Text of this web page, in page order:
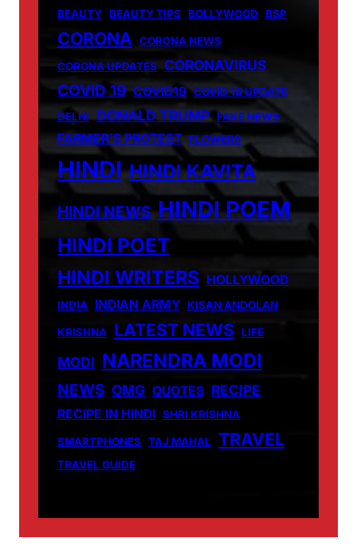
BEAUTY BEAUTY TIPS BOLLYWOOD BSP
CORONA
CORONA NEWS
CORONA UPDATES CORONAVIRUS
COVID 19 COVID19 COVID 19 UPDATE
DELHI
DONALD TRUMP FAKE NEWS
FARMER'S PROTEST FLOWERS
HINDI HINDI KAVITA
HINDI NEWS HINDI POEM
HINDI POET
HINDI WRITERS HOLLYWOOD
INDIA INDIAN ARMY KISAN ANDOLAN
KRISHNA LATEST NEWS LIFE
MODI NARENDRA MODI
NEWS OMG QUOTES RECIPE
RECIPE IN HINDI SHRI KRISHNA
SMARTPHONES TAJ MAHAL TRAVEL
TRAVEL GUIDE